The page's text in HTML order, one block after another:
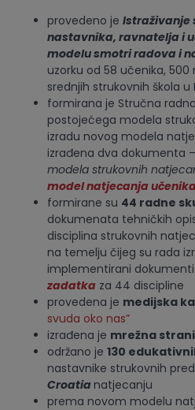
provedeno je Istraživanje
nastavnika, ravnatelja i
modelu smotri radova i
uzorku od 58 učenika,
srednjih strukovnih škola u
formirana je Stručna
postojećega modela
izradu novog modela
izrađena dva dokumenta –
modela strukovnih
model natjecanja
formirane su 44 radne
dokumenata tehničkih
disciplina strukovnih
na temelju čijeg su rada
implementirani dokumenti
zadatka za 44 discipline
provedena je medijska
svuda oko nas”
izrađena je mrežna
održano je 130
nastavnike strukovnih
Croatia natjecanju
prema novom modelu